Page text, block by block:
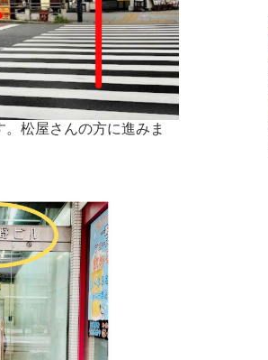
松屋さんの方に進みま